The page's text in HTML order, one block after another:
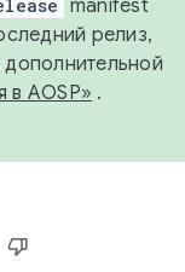
manifest
релиз,
в AOSP» .